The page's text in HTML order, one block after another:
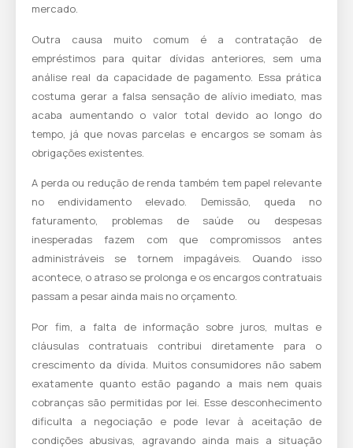
mercado.
Outra causa muito comum é a contratação de
empréstimos para quitar dívidas anteriores, sem uma
análise real da capacidade de pagamento. Essa prática
costuma gerar a falsa sensação de alívio imediato, mas
acaba aumentando o valor total devido ao longo do
tempo, já que novas parcelas e encargos se somam às
obrigações existentes.
A perda ou redução de renda também tem papel relevante
no endividamento elevado. Demissão, queda no
faturamento, problemas de saúde ou despesas
inesperadas fazem com que compromissos antes
administráveis se tornem impagáveis. Quando isso
acontece, o atraso se prolonga e os encargos contratuais
passam a pesar ainda mais no orçamento.
Por fim, a falta de informação sobre juros, multas e
cláusulas contratuais contribui diretamente para o
crescimento da dívida. Muitos consumidores não sabem
exatamente quanto estão pagando a mais nem quais
cobranças são permitidas por lei. Esse desconhecimento
dificulta a negociação e pode levar à aceitação de
condições abusivas, agravando ainda mais a situação